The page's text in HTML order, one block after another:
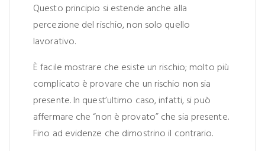
Questo principio si estende anche alla
percezione del rischio, non solo quello
lavorativo.
È facile mostrare che esiste un rischio; molto più
complicato è provare che un rischio non sia
presente. In quest’ultimo caso, infatti, si può
affermare che “non è provato” che sia presente.
Fino ad evidenze che dimostrino il contrario.